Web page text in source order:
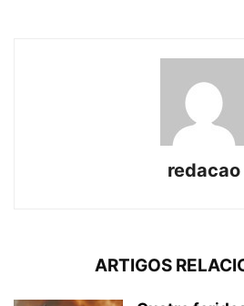
redacao
ARTIGOS